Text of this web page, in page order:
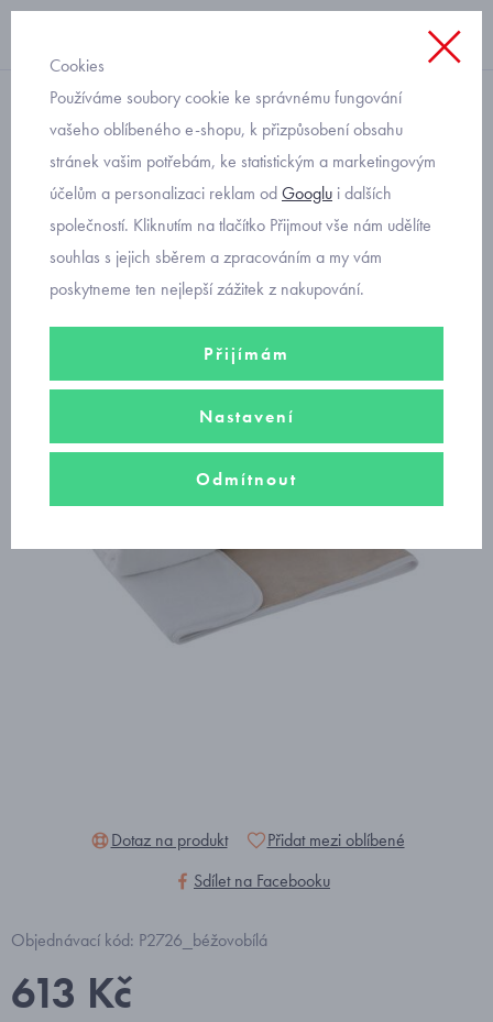
deky
dětská plyšová deka dvojitá
Magna
Dotaz na produkt
Přidat mezi oblíbené
Sdílet na Facebooku
Objednávací kód: P2726_béžovobílá
613 Kč
Cookies
Používáme soubory cookie ke správnému fungování
vašeho oblíbeného e-shopu, k přizpůsobení obsahu
stránek vašim potřebám, ke statistickým a marketingovým
účelům a personalizaci reklam odGooglu i dalších
společností. Kliknutím na tlačítko Přijmout vše nám udělíte
souhlas s jejich sběrem a zpracováním a my vám
poskytneme ten nejlepší zážitek z nakupování.
Přijímám
Nastavení
Odmítnout